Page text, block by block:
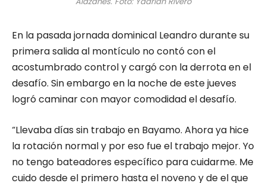
En la pasada jornada dominical Leandro durante su
primera salida al montículo no contó con el
acostumbrado control y cargó con la derrota en el
desafío. Sin embargo en la noche de este jueves
logró caminar con mayor comodidad el desafío.
“Llevaba días sin trabajo en Bayamo. Ahora ya hice
la rotación normal y por eso fue el trabajo mejor. Yo
no tengo bateadores específico para cuidarme. Me
cuido desde el primero hasta el noveno y de el que